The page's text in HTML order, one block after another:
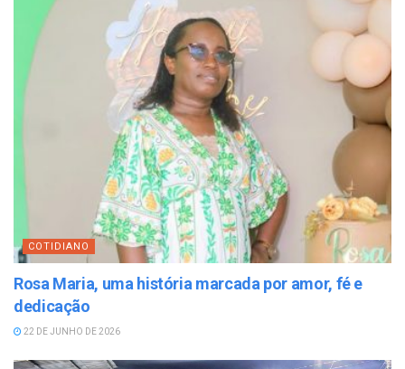
COTIDIANO
Rosa Maria, uma história marcada por amor, fé e
dedicação
22 DE JUNHO DE 2026